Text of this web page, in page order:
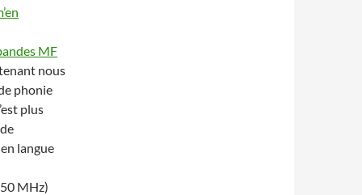
MF
nous
phonie
plus
langue
MHz)